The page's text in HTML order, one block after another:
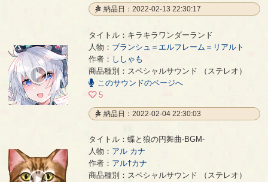
納品日：2022-02-13 22:30:17
キラキラワンダーランド - ししゃも
タイトル：キラキラワンダーランド
人物： ブランシュ＝エルフレーム＝リアルト
作者： ししゃも
商品種別：スペシャルサウンド （ステレオ）
このサウンドのページへ
5
納品日：2022-02-04 22:30:03
蝶と狼の円舞曲-BGM- - アル†カナ
タイトル：蝶と狼の円舞曲-BGM-
人物： アル カナ
作者： アル†カナ
商品種別：スペシャルサウンド （ステレオ）